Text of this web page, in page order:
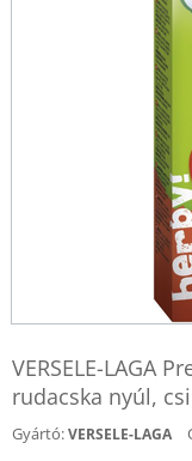
VERSELE-LAGA
rudacska nyúl,
Gyártó:VERSELE-LAGA